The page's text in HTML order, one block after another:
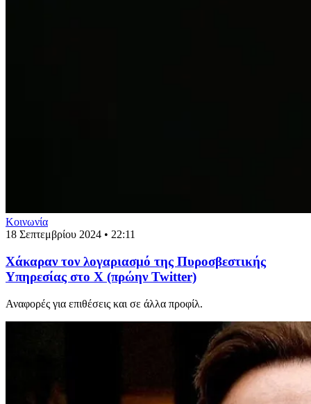
Κοινωνία
18 Σεπτεμβρίου 2024 • 22:11
Χάκαραν τον λογαριασμό της Πυροσβεστικής
Υπηρεσίας στο X (πρώην Twitter)
Αναφορές για επιθέσεις και σε άλλα προφίλ.